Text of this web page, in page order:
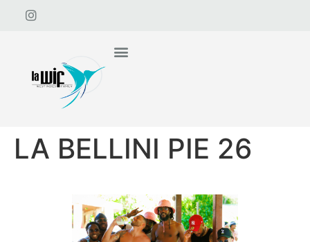
LA BELLINI PIE 26